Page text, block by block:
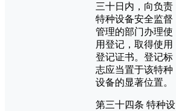
三十日内，向负责
特种设备安全监督
管理的部门办理使
用登记，取得使用
登记证书。登记标
志应当置于该特种
设备的显著位置。
第三十四条 特种设